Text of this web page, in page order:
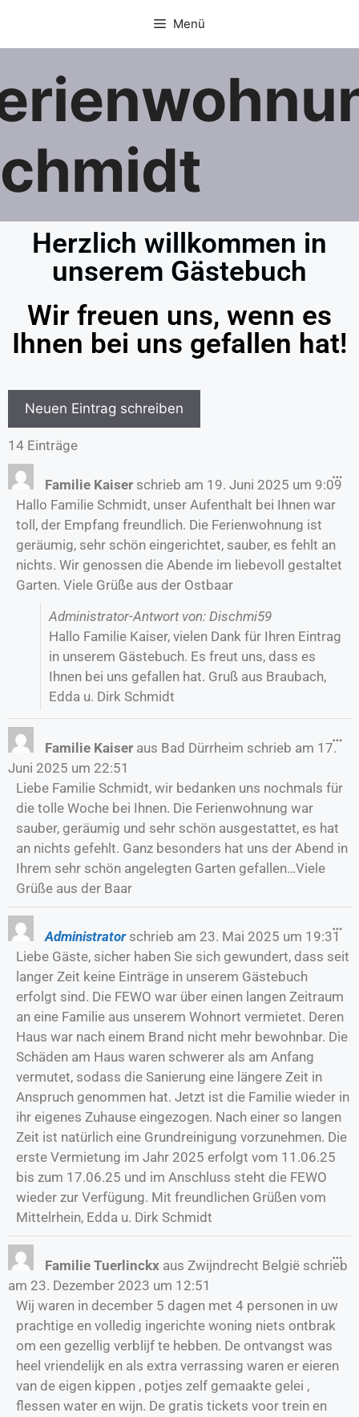
Menü
Herzlich willkommen in
unserem Gästebuch
Wir freuen uns, wenn es
Ihnen bei uns gefallen hat!
14 Einträge
Familie Kaiser schrieb am 19. Juni 2025 um 9:09
Hallo Familie Schmidt, unser Aufenthalt bei Ihnen war
toll, der Empfang freundlich. Die Ferienwohnung ist
geräumig, sehr schön eingerichtet, sauber, es fehlt an
nichts. Wir genossen die Abende im liebevoll gestaltet
Garten. Viele Grüße aus der Ostbaar
Administrator-Antwort von: Dischmi59
Hallo Familie Kaiser, vielen Dank für Ihren Eintrag
in unserem Gästebuch. Es freut uns, dass es
Ihnen bei uns gefallen hat. Gruß aus Braubach,
Edda u. Dirk Schmidt
…
Familie Kaiser aus Bad Dürrheim schrieb am 17.
Juni 2025 um 22:51
Liebe Familie Schmidt, wir bedanken uns nochmals für
die tolle Woche bei Ihnen. Die Ferienwohnung war
sauber, geräumig und sehr schön ausgestattet, es hat
an nichts gefehlt. Ganz besonders hat uns der Abend in
Ihrem sehr schön angelegten Garten gefallen…Viele
Grüße aus der Baar
…
Administrator schrieb am 23. Mai 2025 um 19:31
Liebe Gäste, sicher haben Sie sich gewundert, dass seit
langer Zeit keine Einträge in unserem Gästebuch
erfolgt sind. Die FEWO war über einen langen Zeitraum
an eine Familie aus unserem Wohnort vermietet. Deren
Haus war nach einem Brand nicht mehr bewohnbar. Die
Schäden am Haus waren schwerer als am Anfang
vermutet, sodass die Sanierung eine längere Zeit in
Anspruch genommen hat. Jetzt ist die Familie wieder in
ihr eigenes Zuhause eingezogen. Nach einer so langen
Zeit ist natürlich eine Grundreinigung vorzunehmen. Die
erste Vermietung im Jahr 2025 erfolgt vom 11.06.25
bis zum 17.06.25 und im Anschluss steht die FEWO
wieder zur Verfügung. Mit freundlichen Grüßen vom
Mittelrhein, Edda u. Dirk Schmidt
…
Familie Tuerlinckx aus Zwijndrecht België schrieb
am 23. Dezember 2023 um 12:51
Wij waren in december 5 dagen met 4 personen in uw
prachtige en volledig ingerichte woning niets ontbrak
om een gezellig verblijf te hebben. De ontvangst was
heel vriendelijk en als extra verrassing waren er eieren
van de eigen kippen , potjes zelf gemaakte gelei ,
flessen water en wijn. De gratis tickets voor trein en
…